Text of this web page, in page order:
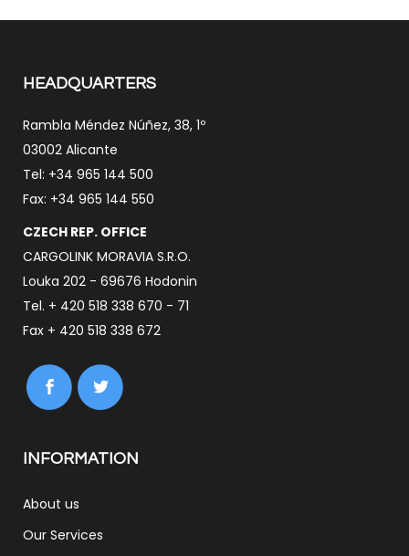
HEADQUARTERS
Rambla Méndez Núñez, 38, 1º
03002 Alicante
Tel: +34 965 144 500
Fax: +34 965 144 550
CZECH REP. OFFICE
CARGOLINK MORAVIA S.R.O.
Louka 202 - 69676 Hodonin
Tel. + 420 518 338 670 - 71
Fax + 420 518 338 672
INFORMATION
About us
Our Services